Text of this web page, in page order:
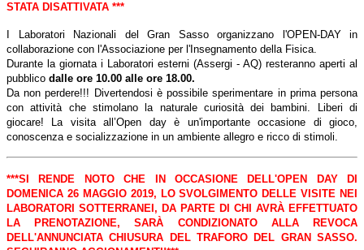
STATA DISATTIVATA ***
I Laboratori Nazionali del Gran Sasso organizzano l'OPEN-DAY in
collaborazione con l'Associazione per l'Insegnamento della Fisica.
Durante la giornata i Laboratori esterni (Assergi - AQ) resteranno aperti al
pubblico dalle ore 10.00 alle ore 18.00.
Da non perdere!!! Divertendosi è possibile sperimentare in prima persona
con attività che stimolano la naturale curiosità dei bambini. Liberi di
giocare! La visita all’Open day è un'importante occasione di gioco,
conoscenza e socializzazione in un ambiente allegro e ricco di stimoli.
***SI RENDE NOTO CHE IN OCCASIONE DELL'OPEN DAYDI
DOMENICA 26 MAGGIO 2019, LO SVOLGIMENTO DELLE VISITE NEI
LABORATORI SOTTERRANEI, DA PARTE DI CHI AVRÀ EFFETTUATO
LA PRENOTAZIONE, SARÀ CONDIZIONATO ALLA REVOCA
DELL'ANNUNCIATA CHIUSURA
DEL TRAFORO DEL GRAN SASSO.